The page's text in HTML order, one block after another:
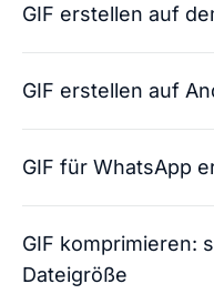
GIF erstellen auf
GIF erstellen auf
GIF für WhatsApp
GIF komprimieren:
Dateigröße